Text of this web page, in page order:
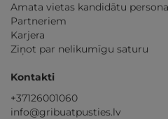
Amata vietas kandidātu
Partneriem
Karjera
Ziņot par nelikumīgu saturu
Kontakti
+37126001060
info@gribuatpusties.lv